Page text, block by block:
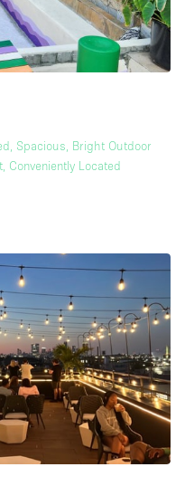
Spacious, Bright Outdoor
Conveniently Located